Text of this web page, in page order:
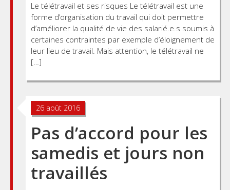
Le télétravail et ses risques Le télétravail est une
forme d’organisation du travail qui doit permettre
d’améliorer la qualité de vie des salarié.e.s soumis à
certaines contraintes par exemple d’éloignement de
leur lieu de travail. Mais attention, le télétravail ne
[…]
26 août 2016
Pas d’accord pour les
samedis et jours non
travaillés